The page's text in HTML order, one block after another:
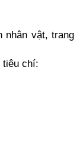
nhân vật, trang
tiêu chí: